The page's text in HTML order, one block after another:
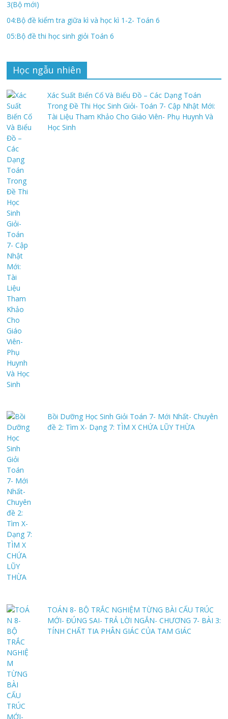
3(Bộ mới)
04:Bộ đề kiểm tra giữa kì và học kì 1-2- Toán 6
05:Bộ đề thi học sinh giỏi Toán 6
Học ngẫu nhiên
Xác Suất Biến Cố Và Biểu Đồ – Các Dạng Toán
Trong Đề Thi Học Sinh Giỏi- Toán 7- Cập Nhật Mới:
Tài Liệu Tham Khảo Cho Giáo Viên- Phụ Huynh Và
Học Sinh
Bồi Dưỡng Học Sinh Giỏi Toán 7- Mới Nhất- Chuyên
đề 2: Tìm X- Dạng 7: TÌM X CHỨA LŨY THỪA
TOÁN 8- BỘ TRẮC NGHIỆM TỪNG BÀI CẤU TRÚC
MỚI- ĐÚNG SAI- TRẢ LỜI NGẮN- CHƯƠNG 7- BÀI 3:
TÍNH CHẤT TIA PHÂN GIÁC CỦA TAM GIÁC